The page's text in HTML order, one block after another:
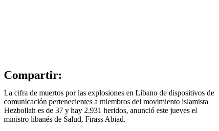
Compartir:
La cifra de muertos por las explosiones en Líbano de dispositivos de
comunicación pertenecientes a miembros del movimiento islamista
Hezbollah es de 37 y hay 2.931 heridos, anunció este jueves el
ministro libanés de Salud, Firass Abiad.